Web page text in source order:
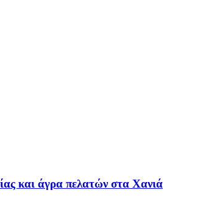
και άγρα πελατών στα Χανιά